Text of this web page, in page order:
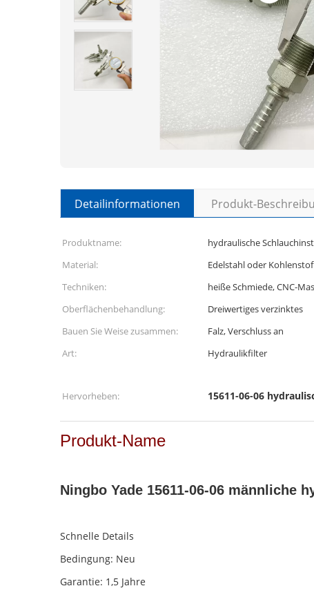
Detailinformationen Produkt-
Produktname: hydraulische
Material:
Edelstahl oder
Techniken:
heiße Schmiede, CNC-
Oberflächenbehandlung:
Dreiwertiges verzinktes
Bauen Sie Weise zusammen:
Falz, Verschluss an
Art:
Hydraulikfilter
Hervorheben:
15611-06-06
Produkt-Name
Ningbo Yade 15611-06-06 männliche
Schnelle Details
Bedingung: Neu
Garantie: 1,5 Jahre